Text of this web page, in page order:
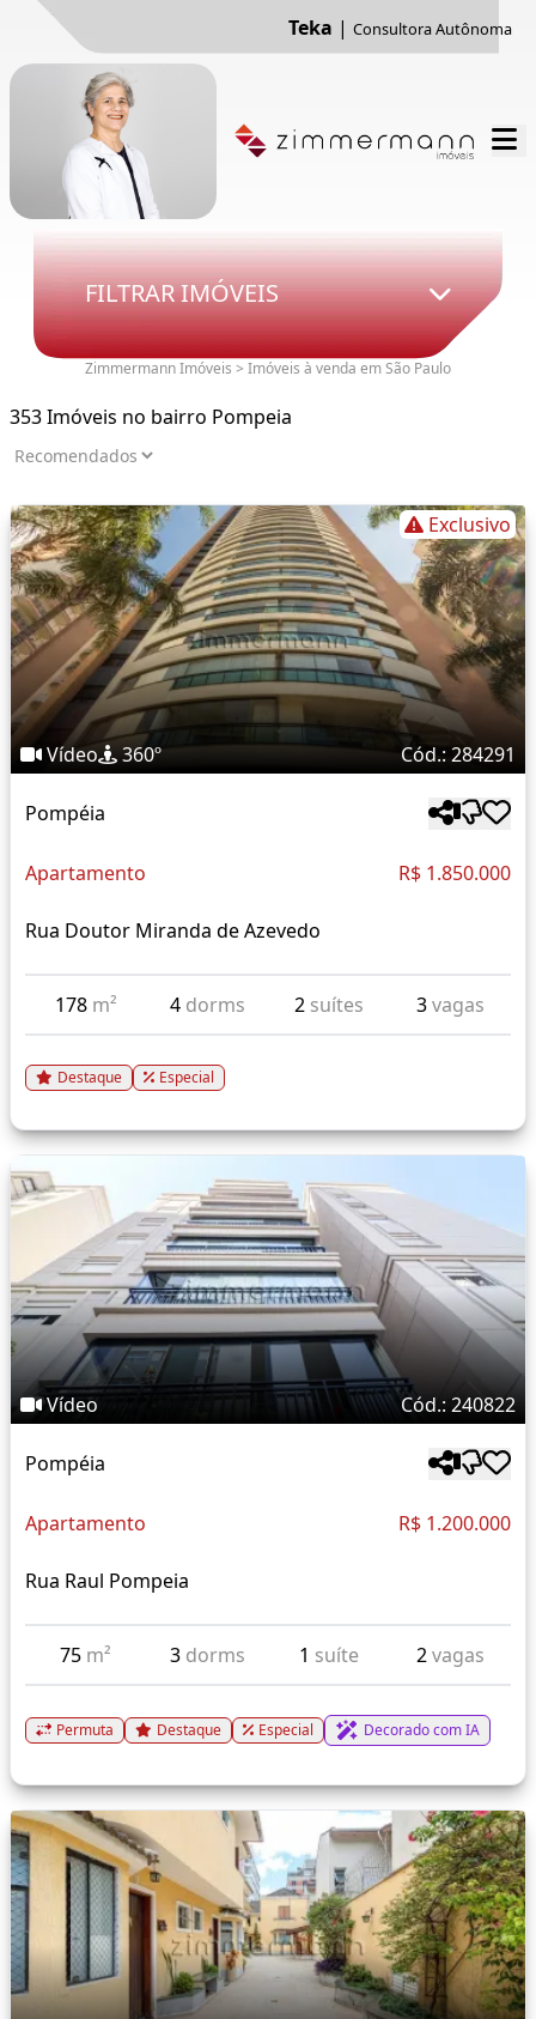
Teka | Consultora Autônoma
FILTRAR IMÓVEIS
Zimmermann Imóveis > Imóveis à venda em São Paulo
353 Imóveis no bairro Pompeia
Exclusivo
Vídeo 360º Cód.: 284291
Pompéia
Apartamento R$ 1.850.000
Rua Doutor Miranda de Azevedo
178 m² 4 dorms 2 suítes 3vagas
Destaque Especial
Vídeo Cód.: 240822
Pompéia
Apartamento R$ 1.200.000
Rua Raul Pompeia
75 m² 3 dorms 1 suíte 2vagas
Permuta Destaque Especial Decorado com IA